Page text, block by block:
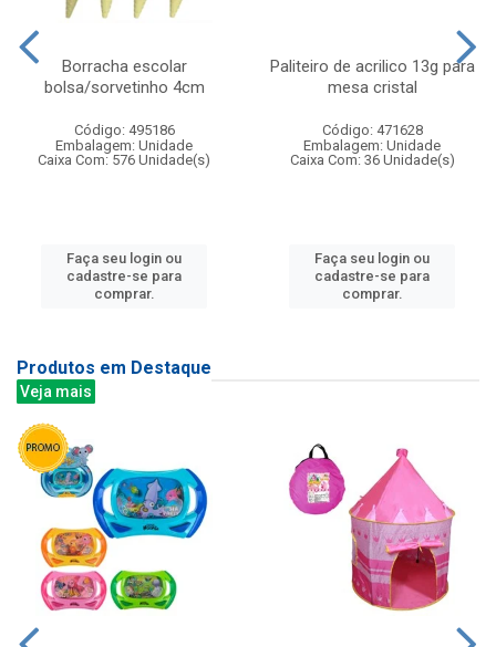
Borracha escolar
bolsa/sorvetinho 4cm
Código: 495186
Embalagem: Unidade
Caixa Com: 576 Unidade(s)
Faça seu login ou
cadastre-se para
comprar.
Paliteiro de acrilico 13g para
mesa cristal
Código: 471628
Embalagem: Unidade
Caixa Com: 36 Unidade(s)
Faça seu login ou
cadastre-se para
comprar.
Produtos em Destaque
Veja mais